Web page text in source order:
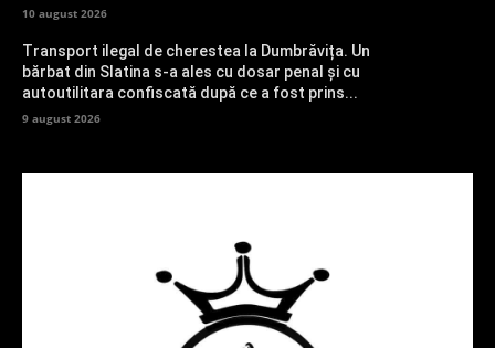
10 august 2026
Transport ilegal de cherestea la Dumbrăvița. Un
bărbat din Slatina s-a ales cu dosar penal și cu
autoutilitara confiscată după ce a fost prins...
9 august 2026